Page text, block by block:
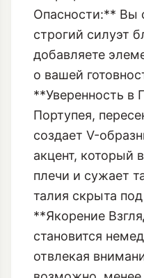
**Уверенность в
Портупея,
создает V-
акцент, который
плечи и сужает
талия скрыта
**Якорение
становится
отвлекая
возможно, менее
образа.